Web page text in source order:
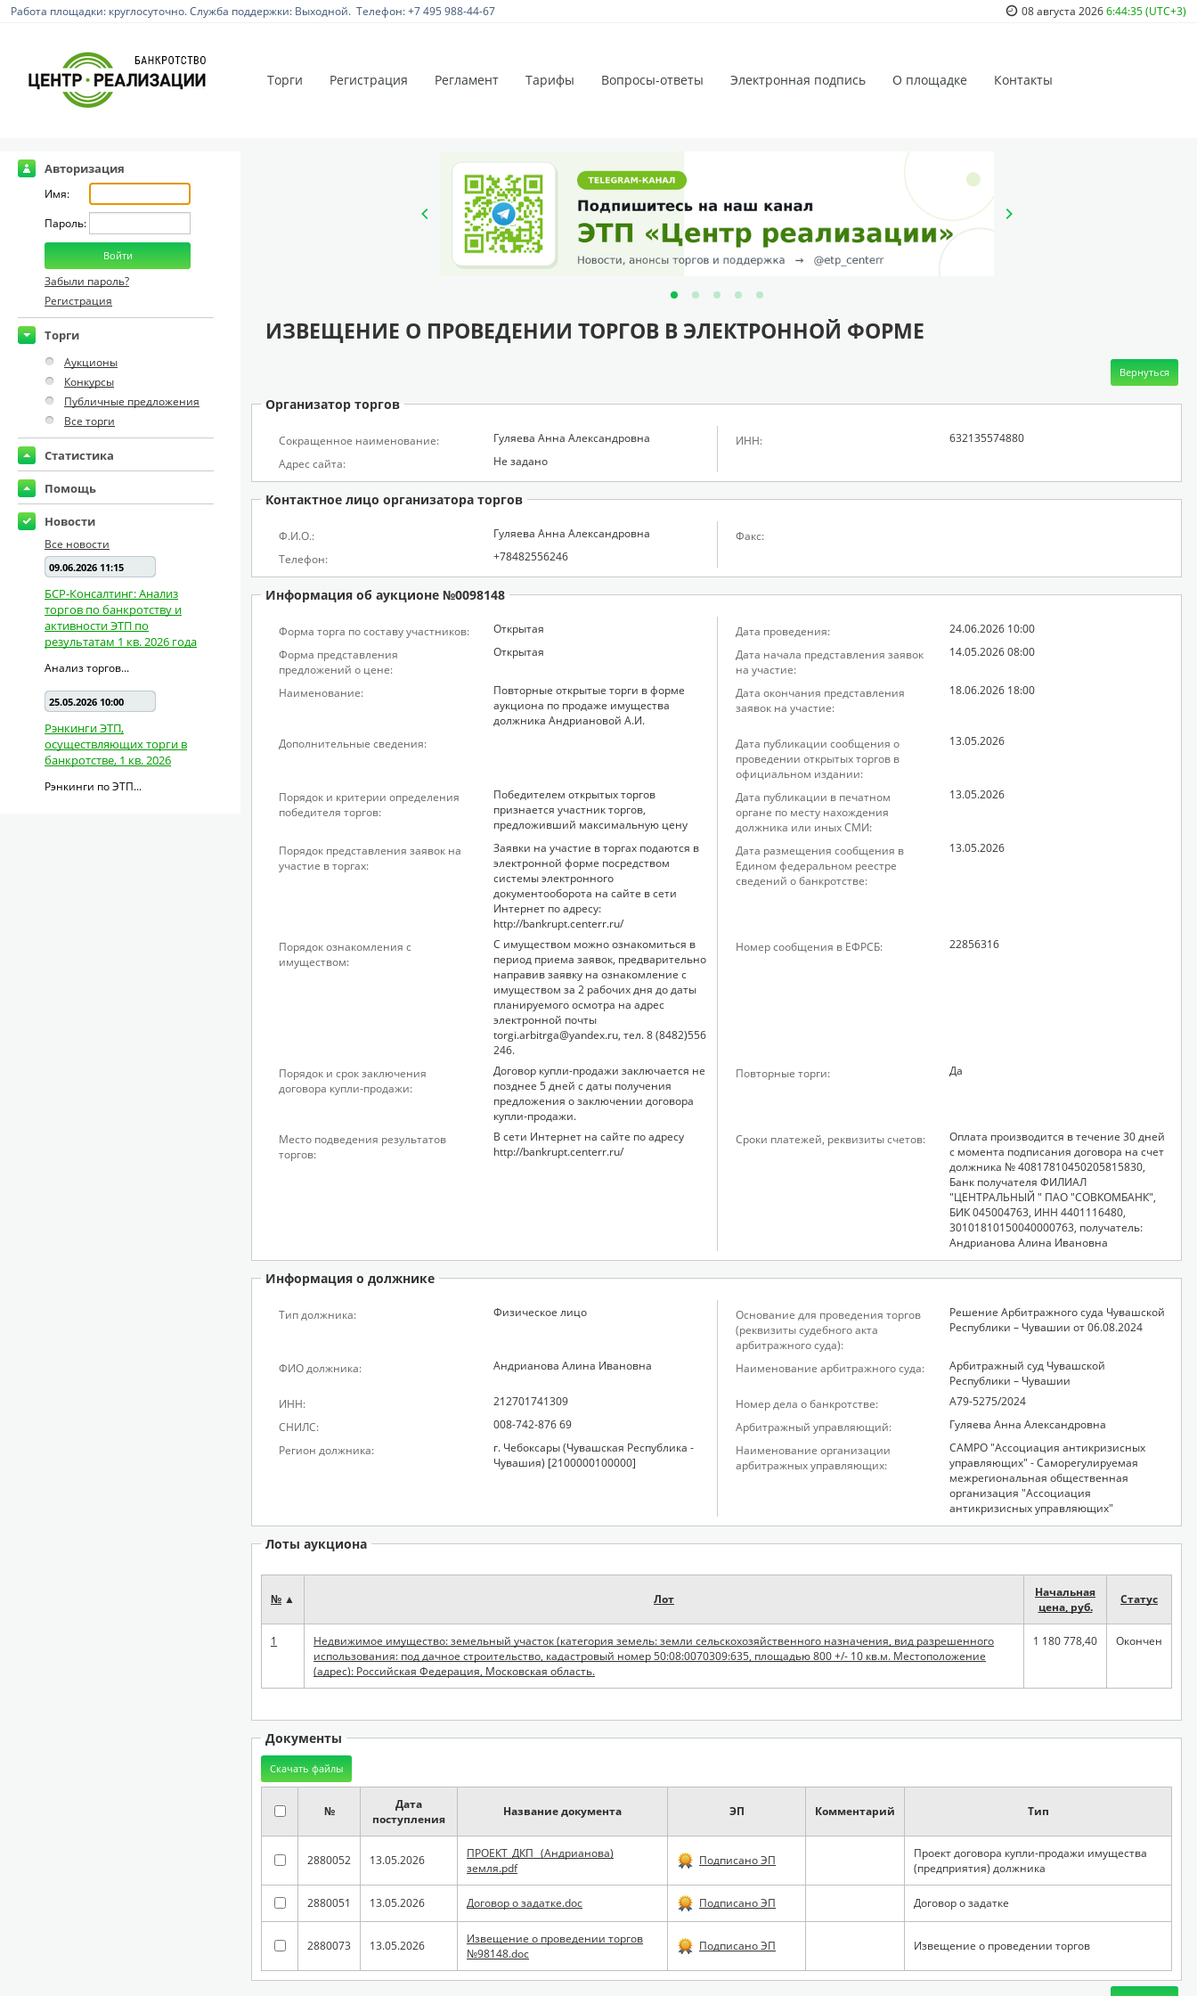
Работа площадки: круглосуточно. Служба поддержки: Выходной. Телефон: +7 495 988-44-67 08 августа 20266:44:35 (UTC+3)
Торги Регистрация Регламент Тарифы Вопросы-ответы Электронная подпись О площадке Контакты
Авторизация
Имя:
Пароль:
Забыли пароль?
Регистрация
Торги
Аукционы
Конкурсы
Публичные предложения
Все торги
Статистика
Помощь
Новости
Все новости
09.06.2026 11:15
БСР-Консалтинг: Анализ
торгов по банкротству и
активности ЭТП по
результатам 1 кв. 2026 года
Анализ торгов...
25.05.2026 10:00
Рэнкинги ЭТП,
осуществляющих торги в
банкротстве, 1 кв. 2026
Рэнкинги по ЭТП...
ИЗВЕЩЕНИЕ О ПРОВЕДЕНИИ ТОРГОВ В ЭЛЕКТРОННОЙ ФОРМЕ
Организатор торгов
Сокращенное наименование: Гуляева Анна Александровна ИНН:
632135574880
Адрес сайта:
Не задано
Контактное лицо организатора торгов
Ф.И.О.: Гуляева Анна Александровна
Факс:
Телефон:
+78482556246
Информация об аукционе №0098148
Форма торга по составу участников: Открытая Дата проведения:
24.06.2026 10:00
Форма представления
предложений о цене:
Открытая
Дата начала представления заявок
на участие:
14.05.2026 08:00
Наименование:
Повторные открытые торги в форме
аукциона по продаже имущества
должника Андриановой А.И.
Дата окончания представления
заявок на участие:
18.06.2026 18:00
Дополнительные сведения:
Дата публикации сообщения о
проведении открытых торгов в
официальном издании:
13.05.2026
Порядок и критерии определения
победителя торгов:
Победителем открытых торгов
признается участник торгов,
предложивший максимальную цену
Дата публикации в печатном
органе по месту нахождения
должника или иных СМИ:
13.05.2026
Порядок представления заявок на
участие в торгах:
Заявки на участие в торгах подаются в
электронной форме посредством
системы электронного
документооборота на сайте в сети
Интернет по адресу:
http://bankrupt.centerr.ru/
Дата размещения сообщения в
Едином федеральном реестре
сведений о банкротстве:
13.05.2026
Порядок ознакомления с
имуществом:
С имуществом можно ознакомиться в
период приема заявок, предварительно
направив заявку на ознакомление с
имуществом за 2 рабочих дня до даты
планируемого осмотра на адрес
электронной почты
torgi.arbitrga@yandex.ru, тел. 8 (8482)556
246.
Номер сообщения в ЕФРСБ: 22856316
Порядок и срок заключения
договора купли-продажи:
Договор купли-продажи заключается не
позднее 5 дней с даты получения
предложения о заключении договора
купли-продажи.
Повторные торги: Да
Место подведения результатов
торгов:
В сети Интернет на сайте по адресу
http://bankrupt.centerr.ru/
Сроки платежей, реквизиты счетов:
Оплата производится в течение 30 дней
с момента подписания договора на счет
должника № 40817810450205815830,
Банк получателя ФИЛИАЛ
"ЦЕНТРАЛЬНЫЙ " ПАО "СОВКОМБАНК",
БИК 045004763, ИНН 4401116480,
30101810150040000763, получатель:
Андрианова Алина Ивановна
Информация о должнике
Тип должника: Физическое лицо
Основание для проведения торгов
(реквизиты судебного акта
арбитражного суда):
Решение Арбитражного суда Чувашской
Республики – Чувашии от 06.08.2024
ФИО должника: Андрианова Алина Ивановна Наименование арбитражного суда:
Арбитражный суд Чувашской
Республики – Чувашии
ИНН:
212701741309 Номер дела о банкротстве:
А79-5275/2024
СНИЛС:
008-742-876 69 Арбитражный управляющий:
Гуляева Анна Александровна
Регион должника:
г. Чебоксары (Чувашская Республика -
Чувашия) [2100000100000]
Наименование организации
арбитражных управляющих:
САМРО "Ассоциация антикризисных
управляющих" - Саморегулируемая
межрегиональная общественная
организация "Ассоциация
антикризисных управляющих"
Лоты аукциона
№ ▲ Лот
Начальная
цена, руб.
Статус
1
Недвижимое имущество: земельный участок (категория земель: земли сельскохозяйственного назначения, вид разрешенного
использования: под дачное строительство, кадастровый номер 50:08:0070309:635, площадью 800 +/- 10 кв.м. Местоположение
(адрес): Российская Федерация, Московская область.
1 180 778,40 Окончен
Документы
№
Дата
поступления
Название документа ЭП Комментарий Тип
2880052 13.05.2026
ПРОЕКТ_ДКП_ (Андрианова)
земля.pdf
Подписано ЭП
Проект договора купли-продажи имущества
(предприятия) должника
2880051 13.05.2026 Договор о задатке.doc Подписано ЭП Договор о задатке
2880073 13.05.2026
Извещение о проведении торгов
№98148.doc
Подписано ЭП Извещение о проведении торгов